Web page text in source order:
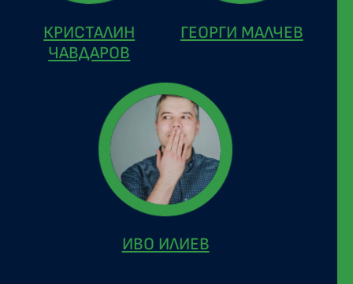
КРИСТАЛИН
ЧАВДАРОВ
ГЕОРГИ МАЛЧЕВ
ИВО ИЛИЕВ